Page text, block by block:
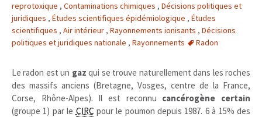
reprotoxique , Contaminations chimiques , Décisions politiques et
juridiques , Études scientifiques épidémiologique , Études
scientifiques , Air intérieur , Rayonnements ionisants , Décisions
politiques et juridiques nationale , Rayonnements Radon
Le radon est un gazqui se trouve naturellement dans les roches
des massifs anciens (Bretagne, Vosges, centre de la France,
Corse, Rhône-Alpes). Il est reconnu cancérogène certain
(groupe 1) par le CIRC pour le poumon depuis 1987. 6 à 15% des